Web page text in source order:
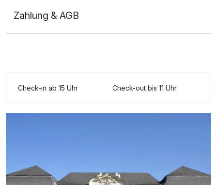
Zahlung & AGB
Check-in ab 15 Uhr Check-out bis 11 Uhr